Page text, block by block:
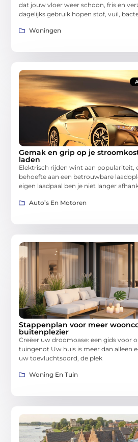
dat jouw vloer weer schoon, fris en
dagelijks gebruik hopen stof, vuil,
Woningen
Gemak en grip op je
laden
Elektrisch rijden wint aan populariteit,
behoefte aan een betrouwbare
eigen laadpaal ben je niet langer
Auto’s En Motoren
Stappenplan voor meer
buitenplezier
Creëer uw droomoase: een gids voor
tuingenot Uw huis is meer dan alleen
uw toevluchtsoord, de plek
Woning En Tuin